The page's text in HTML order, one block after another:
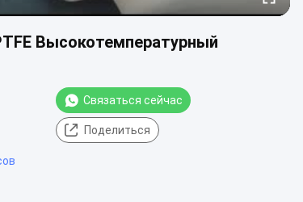
Высокотемпературный
Связаться сейчас
Поделиться